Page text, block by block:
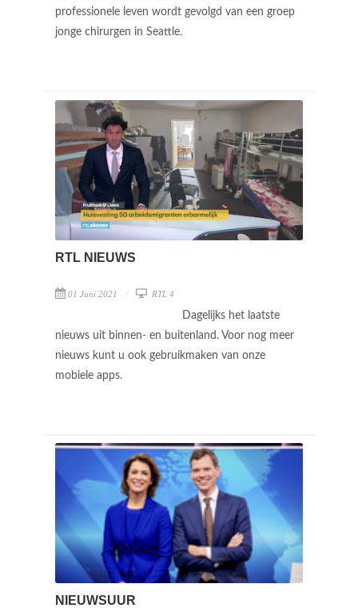
professionele leven wordt gevolgd van een groep
jonge chirurgen in Seattle.
RTL NIEUWS
01 Juni 2021 RTL 4
Dagelijks het laatste
nieuws uit binnen- en buitenland. Voor nog meer
nieuws kunt u ook gebruikmaken van onze
mobiele apps.
NIEUWSUUR